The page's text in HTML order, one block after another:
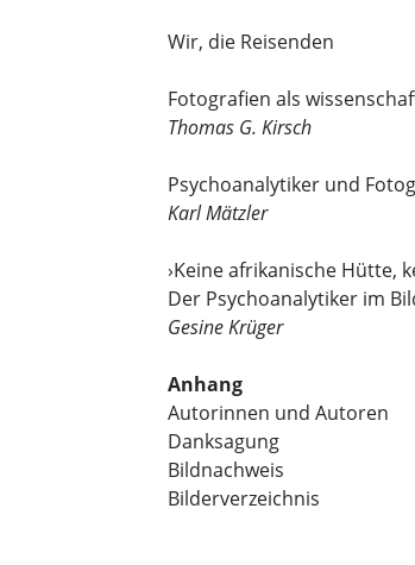
Wir, die Reisenden
Fotografien als
Thomas G. Kirsch
Psychoanalytiker und
Karl Mätzler
›Keine afrikanische Hütte,
Der Psychoanalytiker im
Gesine Krüger
Anhang
Autorinnen und Autoren
Danksagung
Bildnachweis
Bilderverzeichnis